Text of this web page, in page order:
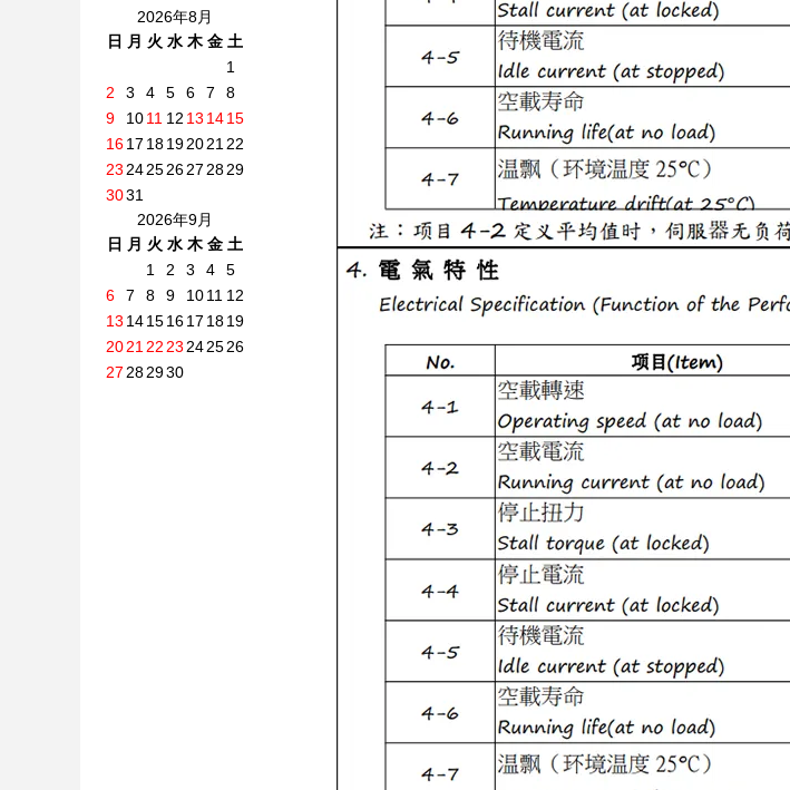
2026年8月
日
月 火 水 木 金 土
1
2
3 4 5 6 7
8
9
1011 12 13 1415
1617 18192021 22
23 24252627 2829
3031
2026年9月
日
月 火 水 木 金 土
1
2 3 4
5
6
7 8 9 1011 12
13 14151617 1819
2021 22 23 242526
27 282930